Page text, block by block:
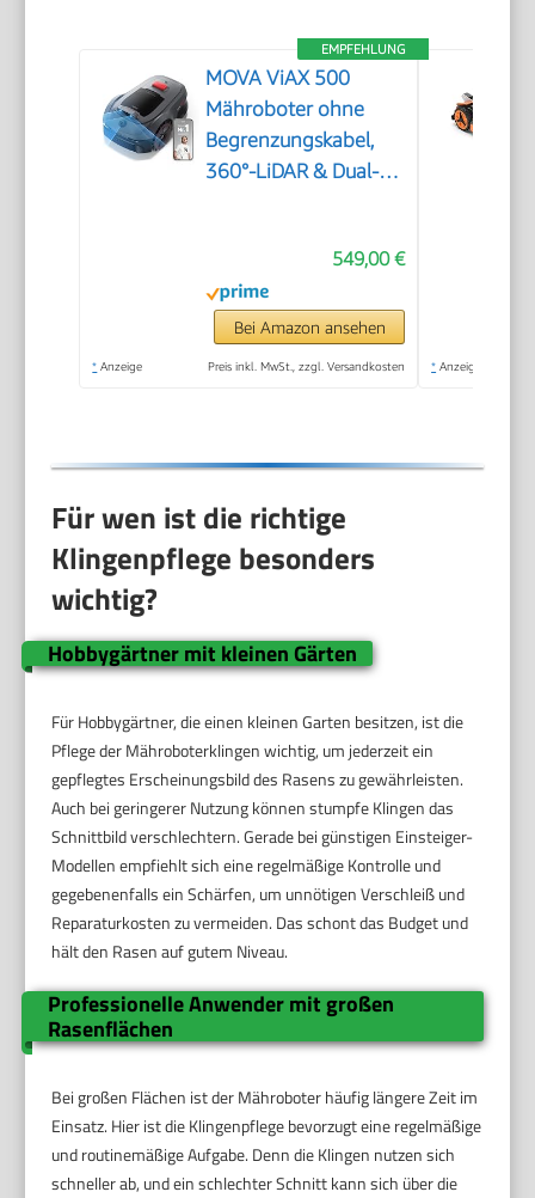
EMPFEHLUNG
MOVA ViAX 500
Mähroboter ohne
Begrenzungskabel,
360°-LiDAR & Dual-KI-
549,00 €
Bei Amazon ansehen
* Anzeige Preis inkl. MwSt., zzgl. Versandkosten * Anzeige
Für wen ist die richtige
Klingenpflege besonders
wichtig?
Hobbygärtner mit kleinen Gärten
Für Hobbygärtner, die einen kleinen Garten besitzen, ist die
Pflege der Mähroboterklingen wichtig, um jederzeit ein
gepflegtes Erscheinungsbild des Rasens zu gewährleisten.
Auch bei geringerer Nutzung können stumpfe Klingen das
Schnittbild verschlechtern. Gerade bei günstigen Einsteiger-
Modellen empfiehlt sich eine regelmäßige Kontrolle und
gegebenenfalls ein Schärfen, um unnötigen Verschleiß und
Reparaturkosten zu vermeiden. Das schont das Budget und
hält den Rasen auf gutem Niveau.
Professionelle Anwender mit großen
Rasenflächen
Bei großen Flächen ist der Mähroboter häufig längere Zeit im
Einsatz. Hier ist die Klingenpflege bevorzugt eine regelmäßige
und routinemäßige Aufgabe. Denn die Klingen nutzen sich
schneller ab, und ein schlechter Schnitt kann sich über die